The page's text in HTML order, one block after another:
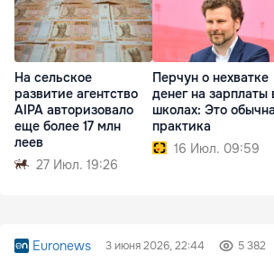
На сельское
развитие агентство
AIPA авторизовало
еще более 17 млн
леев
27 Июл. 19:26
Перчун о нехватке
денег на зарплаты
школах: Это
практика
16 Июл. 09:59
Euronews 3 июня 2026, 22:44 5 382